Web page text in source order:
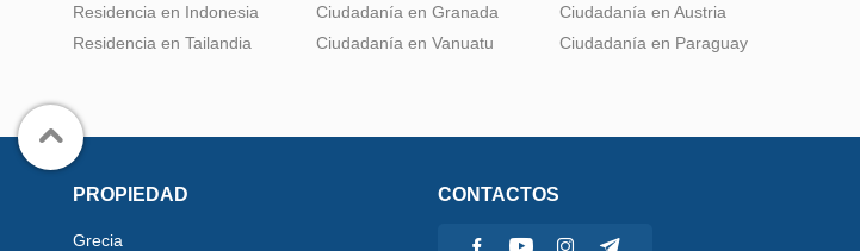
Residencia en Indonesia
Residencia en Tailandia
Ciudadanía en Granada
Ciudadanía en Vanuatu
Ciudadanía en Austria
Ciudadanía en Paraguay
PROPIEDAD
Grecia
CONTACTOS